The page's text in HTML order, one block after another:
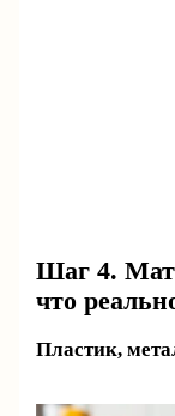
Шаг 4.
что
Пластик,